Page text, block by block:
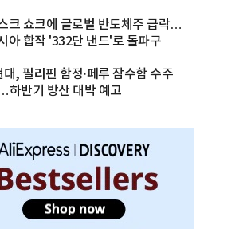
크 쇼크에 글로벌 반도체주 급락…
아 합작 '332단 낸드'로 돌파구
대, 필리핀 함정·페루 잠수함 수주
하반기 방산 대박 예고